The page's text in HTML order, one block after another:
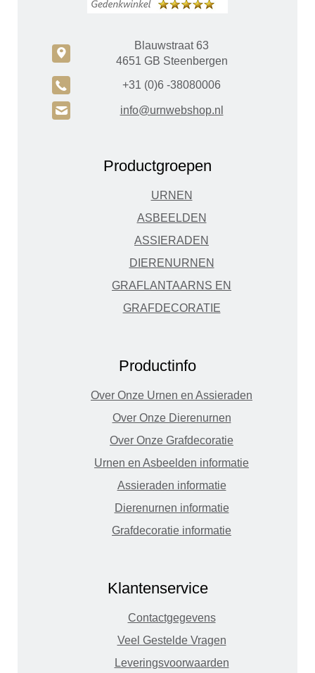
c
Blauwstraat 63
4651 GB Steenbergen
A +31 (0)6 -38080006
H info@urnwebshop.nl
Productgroepen
URNEN
ASBEELDEN
ASSIERADEN
DIERENURNEN
GRAFLANTAARNS EN
GRAFDECORATIE
Productinfo
Over Onze Urnen en Assieraden
Over Onze Dierenurnen
Over Onze Grafdecoratie
Urnen en Asbeelden informatie
Assieraden informatie
Dierenurnen informatie
Grafdecoratie informatie
Klantenservice
Contactgegevens
Veel Gestelde Vragen
Leveringsvoorwaarden